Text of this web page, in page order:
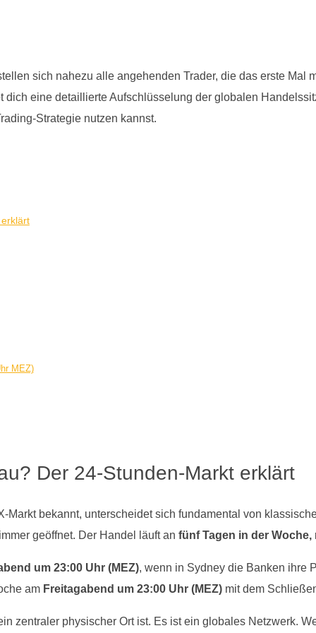
sich nahezu alle angehenden Trader, die das erste Mal
eine detaillierte Aufschlüsselung der globalen
Strategie nutzen kannst.
MEZ)
Der 24-Stunden-Markt erklärt
bekannt, unterscheidet sich fundamental von
geöffnet. Der Handel läuft an fünf Tagen in der
um 23:00 Uhr (MEZ), wenn in Sydney die Banken ihre
am Freitagabend um 23:00 Uhr (MEZ) mit dem
zentraler physischer Ort ist. Es ist ein globales Netzwerk.